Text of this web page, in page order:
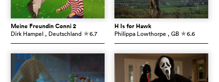
Meine Freundin Conni 2
Dirk Hampel , Deutschland c6.7
H Is for Hawk
Philippa Lowthorpe , GB c6.6